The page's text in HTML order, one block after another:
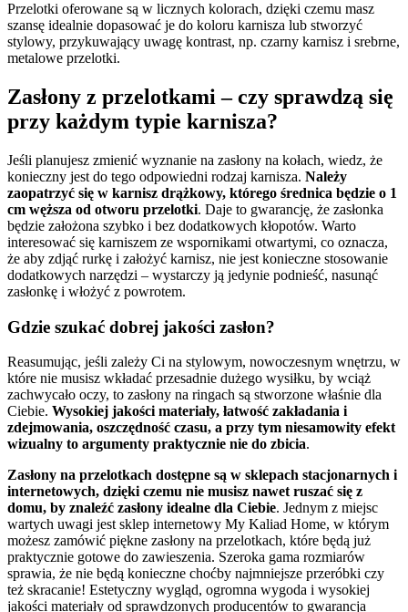
Przelotki oferowane są w licznych kolorach, dzięki czemu masz
szansę idealnie dopasować je do koloru karnisza lub stworzyć
stylowy, przykuwający uwagę kontrast, np. czarny karnisz i srebrne,
metalowe przelotki.
Zasłony z przelotkami – czy sprawdzą się
przy każdym typie karnisza?
Jeśli planujesz zmienić wyznanie na zasłony na kołach, wiedz, że
konieczny jest do tego odpowiedni rodzaj karnisza. Należy
zaopatrzyć się w karnisz drążkowy, którego średnica będzie o 1
cm węższa od otworu przelotki. Daje to gwarancję, że zasłonka
będzie założona szybko i bez dodatkowych kłopotów. Warto
interesować się karniszem ze wspornikami otwartymi, co oznacza,
że aby zdjąć rurkę i założyć karnisz, nie jest konieczne stosowanie
dodatkowych narzędzi – wystarczy ją jedynie podnieść, nasunąć
zasłonkę i włożyć z powrotem.
Gdzie szukać dobrej jakości zasłon?
Reasumując, jeśli zależy Ci na stylowym, nowoczesnym wnętrzu, w
które nie musisz wkładać przesadnie dużego wysiłku, by wciąż
zachwycało oczy, to zasłony na ringach są stworzone właśnie dla
Ciebie. Wysokiej jakości materiały, łatwość zakładania i
zdejmowania, oszczędność czasu, a przy tym niesamowity efekt
wizualny to argumenty praktycznie nie do zbicia.
Zasłony na przelotkach dostępne są w sklepach stacjonarnych i
internetowych, dzięki czemu nie musisz nawet ruszać się z
domu, by znaleźć zasłony idealne dla Ciebie. Jednym z miejsc
wartych uwagi jest sklep internetowy My Kaliad Home, w którym
możesz zamówić piękne zasłony na przelotkach, które będą już
praktycznie gotowe do zawieszenia. Szeroka gama rozmiarów
sprawia, że nie będą konieczne choćby najmniejsze przeróbki czy
też skracanie! Estetyczny wygląd, ogromna wygoda i wysokiej
jakości materiały od sprawdzonych producentów to gwarancja